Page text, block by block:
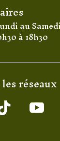
au Samedi
à 18h30
réseaux